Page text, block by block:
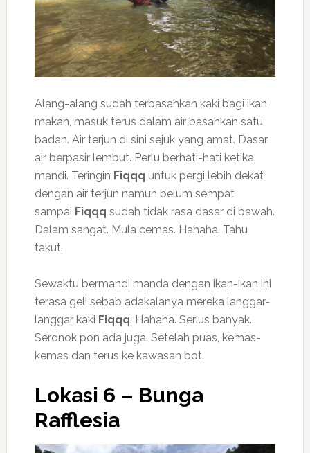
Alang-alang sudah terbasahkan kaki bagi ikan
makan, masuk terus dalam air basahkan satu
badan. Air terjun di sini sejuk yang amat. Dasar
air berpasir lembut. Perlu berhati-hati ketika
mandi. Teringin Fiqqq untuk pergi lebih dekat
dengan air terjun namun belum sempat
sampai Fiqqq sudah tidak rasa dasar di bawah.
Dalam sangat. Mula cemas. Hahaha. Tahu
takut.
Sewaktu bermandi manda dengan ikan-ikan ini
terasa geli sebab adakalanya mereka langgar-
langgar kaki Fiqqq. Hahaha. Serius banyak.
Seronok pon ada juga. Setelah puas, kemas-
kemas dan terus ke kawasan bot.
Lokasi 6 – Bunga
Rafflesia